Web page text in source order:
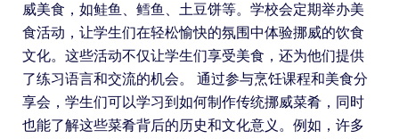
威美食，如鲑鱼、鳕鱼、土豆饼等。学校会定期举办美
食活动，让学生们在轻松愉快的氛围中体验挪威的饮食
文化。这些活动不仅让学生们享受美食，还为他们提供
了练习语言和交流的机会。 通过参与烹饪课程和美食分
享会，学生们可以学习到如何制作传统挪威菜肴，同时
也能了解这些菜肴背后的历史和文化意义。例如，许多